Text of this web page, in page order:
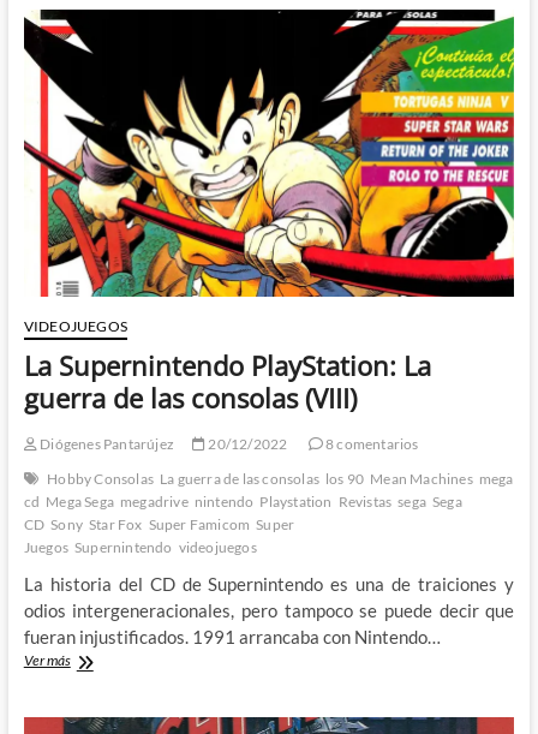
y
de
una
era:
La
guerra
de
las
consolas
(IX)
VIDEOJUEGOS
La Supernintendo PlayStation: La
guerra de las consolas (VIII)
Diógenes Pantarújez 20/12/2022
8 comentarios
Hobby Consolas La guerra de las consolas los 90 Mean Machines mega
cd Mega Sega megadrive nintendo Playstation Revistas sega Sega
CD Sony Star Fox Super Famicom Super
Juegos Supernintendo videojuegos
La historia del CD de Supernintendo es una de traiciones y
odios intergeneracionales, pero tampoco se puede decir que
fueran injustificados. 1991 arrancaba con Nintendo…
Ver másLa
La